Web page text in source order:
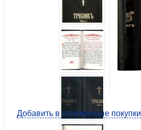
Добавить в отложенные покупки